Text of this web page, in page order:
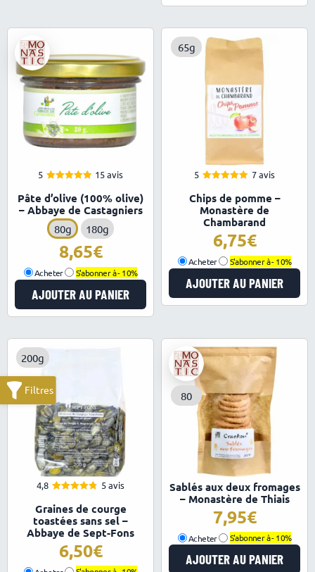
5
sur 5
15 avis
Pâte d’olive (100% olive)
– Abbaye de Castagniers
80g 180g
8,65
Acheter S'abonner à -10%
AJOUTER AU PANIER
65g
5
sur 5
7 avis
Chips de pomme –
Monastère de
Chambarand
6,75
Acheter S'abonner à -10%
AJOUTER AU PANIER
200g
4,8
sur 5
5 avis
Graines de courge
toastées sans sel –
Abbaye de Sept-Fons
6,50
80
Sablés aux deux fromages
– Monastère de Thiais
7,95
Acheter S'abonner à -10%
AJOUTER AU PANIER